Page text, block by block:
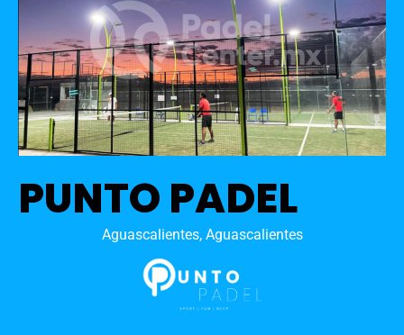
PUNTO PADEL
Aguascalientes, Aguascalientes